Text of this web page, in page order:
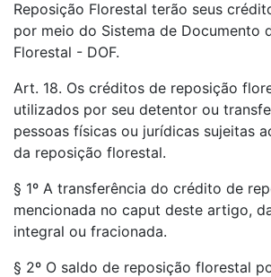
Reposição Florestal terão seus
por meio do Sistema de Documento
Florestal - DOF.
Art. 18. Os créditos de reposição
utilizados por seu detentor ou
pessoas físicas ou jurídicas sujeitas
da reposição florestal.
§ 1º A transferência do crédito de
mencionada no caput deste artigo,
integral ou fracionada.
§ 2º O saldo de reposição florestal